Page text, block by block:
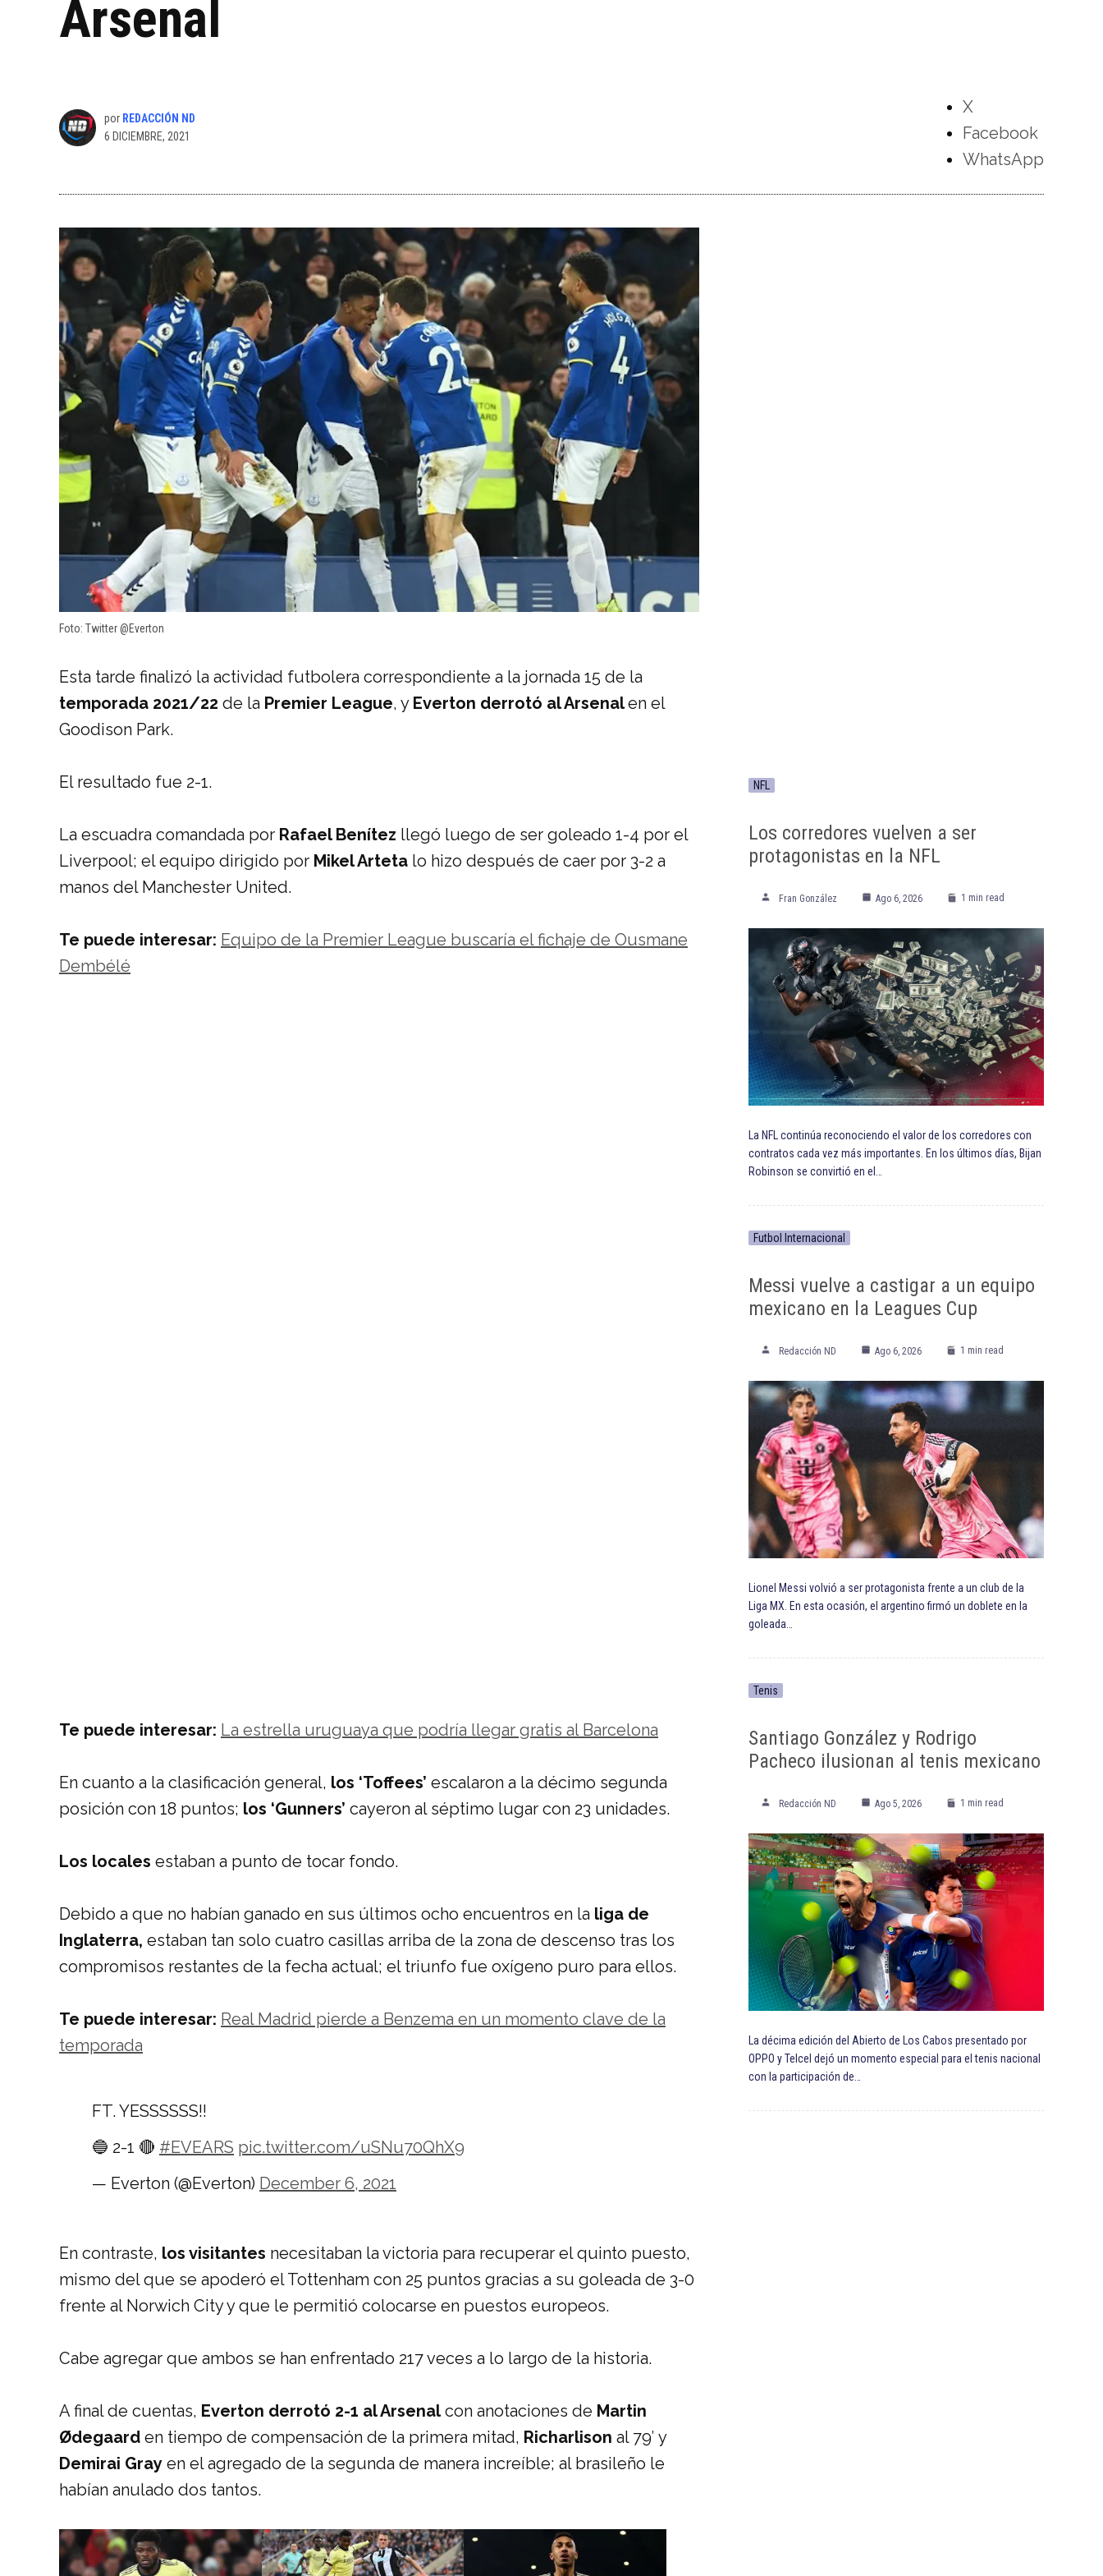
Arsenal
por REDACCIÓN ND
6 DICIEMBRE, 2021
X
Facebook
WhatsApp
Foto: Twitter @Everton
Esta tarde finalizó la actividad futbolera correspondiente a la jornada 15 de la
temporada 2021/22 de la Premier League, y Everton derrotó al Arsenalen el
Goodison Park.
El resultado fue 2-1.
La escuadra comandada por Rafael Benítez llegó luego de ser goleado 1-4 por el
Liverpool; el equipo dirigido por Mikel Arteta lo hizo después de caer por 3-2 a
manos del Manchester United.
Te puede interesar: Equipo de la Premier League buscaría el fichaje de Ousmane
Dembélé
Te puede interesar: La estrella uruguaya que podría llegar gratis al Barcelona
En cuanto a la clasificación general, los ‘Toffees’ escalaron a la décimo segunda
posición con 18 puntos; los ‘Gunners’ cayeron al séptimo lugar con 23 unidades.
Los locales estaban a punto de tocar fondo.
Debido a que no habían ganado en sus últimos ocho encuentros en la liga de
Inglaterra, estaban tan solo cuatro casillas arriba de la zona de descenso tras los
compromisos restantes de la fecha actual; el triunfo fue oxígeno puro para ellos.
Te puede interesar: Real Madrid pierde a Benzema en un momento clave de la
temporada
FT. YESSSSSS!!
🔵 2-1 🔴 #EVEARS pic.twitter.com/uSNu70QhX9
— Everton (@Everton) December 6, 2021
En contraste, los visitantes necesitaban la victoria para recuperar el quinto puesto,
mismo del que se apoderó el Tottenham con 25 puntos gracias a su goleada de 3-0
frente al Norwich City y que le permitió colocarse en puestos europeos.
Cabe agregar que ambos se han enfrentado 217 veces a lo largo de la historia.
A final de cuentas, Everton derrotó 2-1 al Arsenalcon anotaciones de Martin
Ødegaard en tiempo de compensación de la primera mitad, Richarlison al 79′ y
Demirai Gray en el agregado de la segunda de manera increíble; al brasileño le
habían anulado dos tantos.
NFL
Los corredores vuelven a ser
protagonistas en la NFL
Fran González Ago 6, 2026 1 min read
La NFL continúa reconociendo el valor de los corredores con
contratos cada vez más importantes. En los últimos días, Bijan
Robinson se convirtió en el…
Futbol Internacional
Messi vuelve a castigar a un equipo
mexicano en la Leagues Cup
Redacción ND Ago 6, 2026 1 min read
Lionel Messi volvió a ser protagonista frente a un club de la
Liga MX. En esta ocasión, el argentino firmó un doblete en la
goleada…
Tenis
Santiago González y Rodrigo
Pacheco ilusionan al tenis mexicano
Redacción ND Ago 5, 2026 1 min read
La décima edición del Abierto de Los Cabos presentado por
OPPO y Telcel dejó un momento especial para el tenis nacional
con la participación de…